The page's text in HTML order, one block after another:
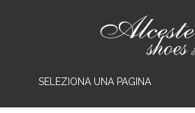
SELEZIONA UNA PAGINA